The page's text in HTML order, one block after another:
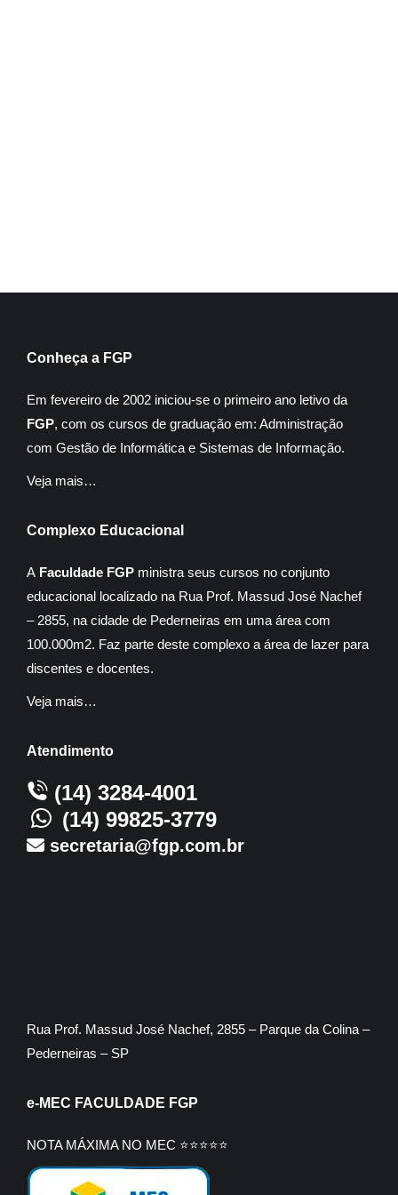
Conheça a FGP
Em fevereiro de 2002 iniciou-se o primeiro ano letivo da
FGP, com os cursos de graduação em: Administração
com Gestão de Informática e Sistemas de Informação.
Veja mais…
Complexo Educacional
A Faculdade FGP ministra seus cursos no conjunto
educacional localizado na Rua Prof. Massud José Nachef
– 2855, na cidade de Pederneiras em uma área com
100.000m2. Faz parte deste complexo a área de lazer para
discentes e docentes.
Veja mais…
Atendimento
(14) 3284-4001
(14) 99825-3779
secretaria@fgp.com.br
Rua Prof. Massud José Nachef, 2855 – Parque da Colina –
Pederneiras – SP
e-MEC FACULDADE FGP
NOTA MÁXIMA NO MEC ⭐⭐⭐⭐⭐